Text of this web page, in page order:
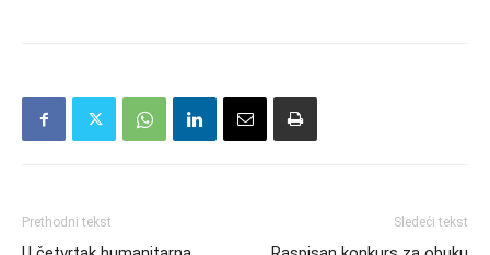
Prethodni tekst Sledeći tekst